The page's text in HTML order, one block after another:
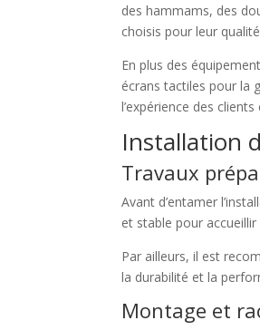
des hammams, des
choisis pour leur
En plus des
écrans tactiles pour la
l’expérience des
Installation
Travaux
Avant d’entamer
et stable pour
Par ailleurs, il est
la durabilité et la
Montage et